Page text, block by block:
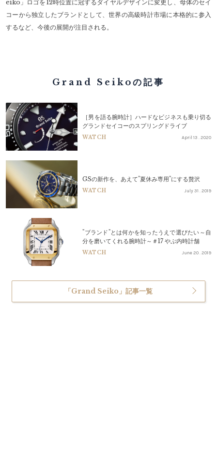
eiko」ロゴを12時位置に冠するダイヤルデザインに変更し、母体のセイ
コーから独立したブランドとして、世界の高級時計市場に本格的に参入
するなど、今後の展開が注目される。
Grand Seikoの記事
［男を語る腕時計］ハードなビジネスも乗り切る
グランドセイコーのスプリングドライブ
WATCH April 13 . 2020
GSの新作を、あえて"夏休み専用"にする贅沢
WATCH July 31 . 2019
"ブランド"とは何かを知ったうえで選びたい～自
分を磨いてくれる腕時計～＃17 やぶ内時計舗
WATCH June 20 . 2019
「Grand Seiko」記事一覧